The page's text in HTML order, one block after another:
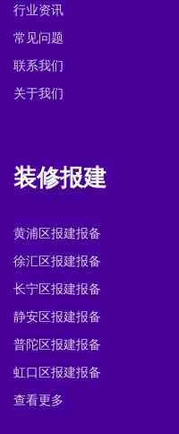
行业资讯
常见问题
联系我们
关于我们
装修报建
黄浦区报建报备
徐汇区报建报备
长宁区报建报备
静安区报建报备
普陀区报建报备
虹口区报建报备
查看更多